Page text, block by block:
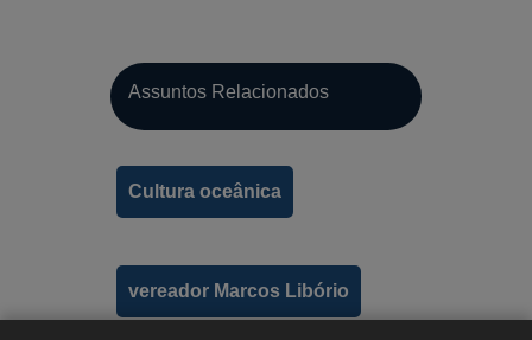
Assuntos Relacionados
Cultura oceânica
vereador Marcos Libório